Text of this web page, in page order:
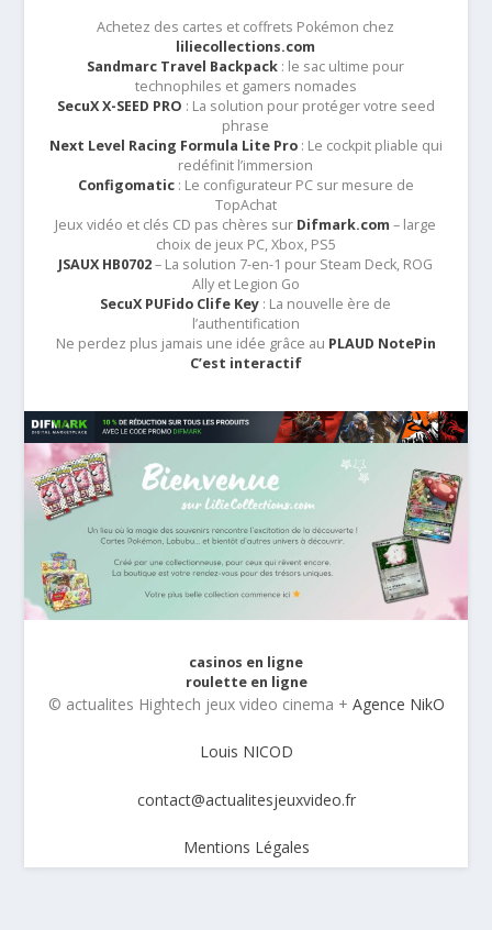
Achetez des cartes et coffrets Pokémon chez
liliecollections.com
Sandmarc Travel Backpack : le sac ultime pour
technophiles et gamers nomades
SecuX X-SEED PRO : La solution pour protéger votre seed
phrase
Next Level Racing Formula Lite Pro: Le cockpit pliable qui
redéfinit l’immersion
Configomatic: Le configurateur PC sur mesure de
TopAchat
Jeux vidéo et clés CD pas chères sur Difmark.com – large
choix de jeux PC, Xbox, PS5
JSAUX HB0702– La solution 7-en-1 pour Steam Deck, ROG
Ally et Legion Go
SecuX PUFido Clife Key : La nouvelle ère de
l’authentification
Ne perdez plus jamais une idée grâce au PLAUD NotePin
C’est interactif
casinos en ligne
roulette en ligne
© actualites Hightech jeux video cinema + Agence NikO
Louis NICOD
contact@actualitesjeuxvideo.fr
Mentions Légales